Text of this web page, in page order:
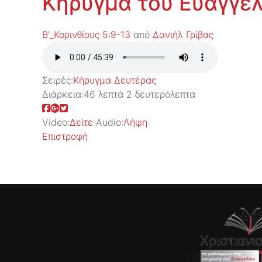
Β'_Κορινθίους 5:9-13 από Δανιήλ Γρίβας
Σειρές:Kήρυγμα Δευτέρας
Διάρκεια:46 λεπτά 2 δευτερόλεπτα
Video:Δείτε Audio:Λήψη
Επιστροφή